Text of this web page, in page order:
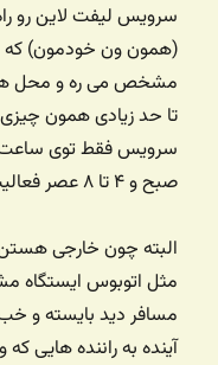
سرویس لیفت لاین رو
(همون ون خودمون)‌
مشخص می ره و محل
تا حد زیادی همون
صبح و ۴ تا ۸ عصر فعالیت داره و مسیر و قیمتش ثابته.
البته چون خارجی هستن
مثل اتوبوس ایستگاه
مسافر دید بایسته و
آینده به راننده هایی